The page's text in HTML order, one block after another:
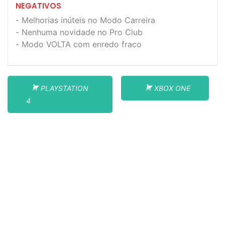
NEGATIVOS
Melhorias inúteis no Modo Carreira
Nenhuma novidade no Pro Club
Modo VOLTA com enredo fraco
PLAYSTATION
4
XBOX ONE